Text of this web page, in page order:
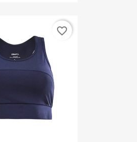
favorite_border